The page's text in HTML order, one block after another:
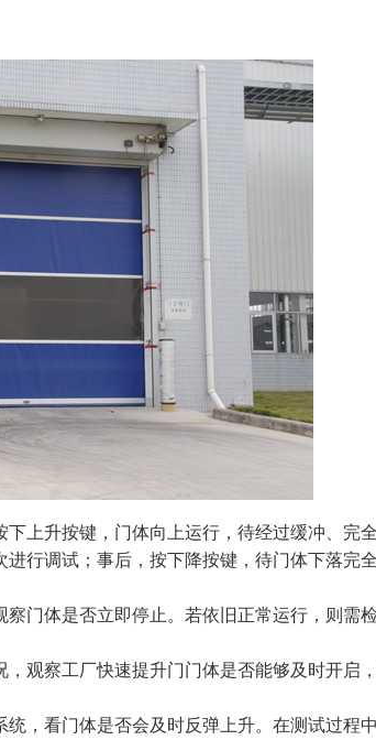
上升按键，门体向上运行，待经过缓冲、完
行调试；事后，按下降按键，待门体下落完
门体是否立即停止。若依旧正常运行，则需
观察工厂快速提升门门体是否能够及时开启
，看门体是否会及时反弹上升。在测试过程